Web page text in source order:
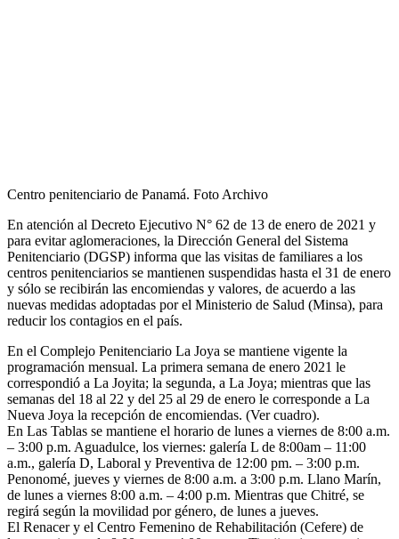
Centro penitenciario de Panamá. Foto Archivo
En atención al Decreto Ejecutivo N° 62 de 13 de enero de 2021 y
para evitar aglomeraciones, la Dirección General del Sistema
Penitenciario (DGSP) informa que las visitas de familiares a los
centros penitenciarios se mantienen suspendidas hasta el 31 de enero
y sólo se recibirán las encomiendas y valores, de acuerdo a las
nuevas medidas adoptadas por el Ministerio de Salud (Minsa), para
reducir los contagios en el país.
En el Complejo Penitenciario La Joya se mantiene vigente la
programación mensual. La primera semana de enero 2021 le
correspondió a La Joyita; la segunda, a La Joya; mientras que las
semanas del 18 al 22 y del 25 al 29 de enero le corresponde a La
Nueva Joya la recepción de encomiendas. (Ver cuadro).
En Las Tablas se mantiene el horario de lunes a viernes de 8:00 a.m.
– 3:00 p.m. Aguadulce, los viernes: galería L de 8:00am – 11:00
a.m., galería D, Laboral y Preventiva de 12:00 pm. – 3:00 p.m.
Penonomé, jueves y viernes de 8:00 a.m. a 3:00 p.m. Llano Marín,
de lunes a viernes 8:00 a.m. – 4:00 p.m. Mientras que Chitré, se
regirá según la movilidad por género, de lunes a jueves.
El Renacer y el Centro Femenino de Rehabilitación (Cefere) de